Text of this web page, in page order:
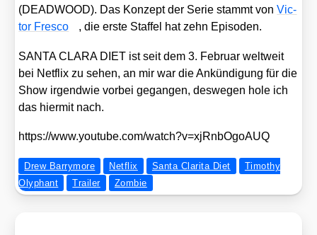
(DEADWOOD). Das Kon­zept der Serie stammt vonVic­
tor Fres­co
, die ers­te Staf­fel hat zehn Epi­so­den.
SANTA CLARA DIET ist seit dem 3. Febru­ar welt­weit
bei Net­flix zu sehen, an mir war die Ankün­di­gung für die
Show irgend­wie vor­bei gegan­gen, des­we­gen hole ich
das hier­mit nach.
https://​www​.you​tube​.com/​w​a​t​c​h​?​v​=​x​j​R​n​b​O​g​o​AUQ
Drew Barrymore Netflix Santa Clarita Diet
Timothy
Olyphant
Trailer Zombie